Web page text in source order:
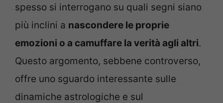
spesso si interrogano su quali segni siano
più inclini a nascondere le proprie
emozioni o a camuffare la verità agli altri.
Questo argomento, sebbene controverso,
offre uno sguardo interessante sulle
dinamiche astrologiche e sul